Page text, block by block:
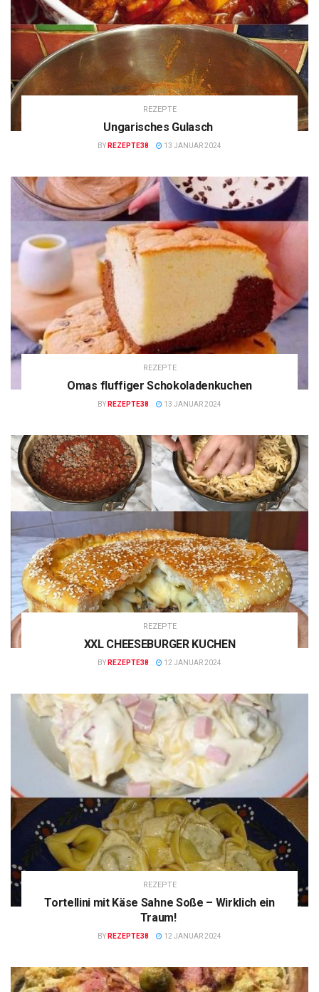
REZEPTE
Ungarisches Gulasch
BY REZEPTE38 13 JANUAR 2024
REZEPTE
Omas fluffiger Schokoladenkuchen
BY REZEPTE38 13 JANUAR 2024
REZEPTE
XXL CHEESEBURGER KUCHEN
BY REZEPTE38 12 JANUAR 2024
REZEPTE
Tortellini mit Käse Sahne Soße – Wirklich ein
Traum!
BY REZEPTE38 12 JANUAR 2024